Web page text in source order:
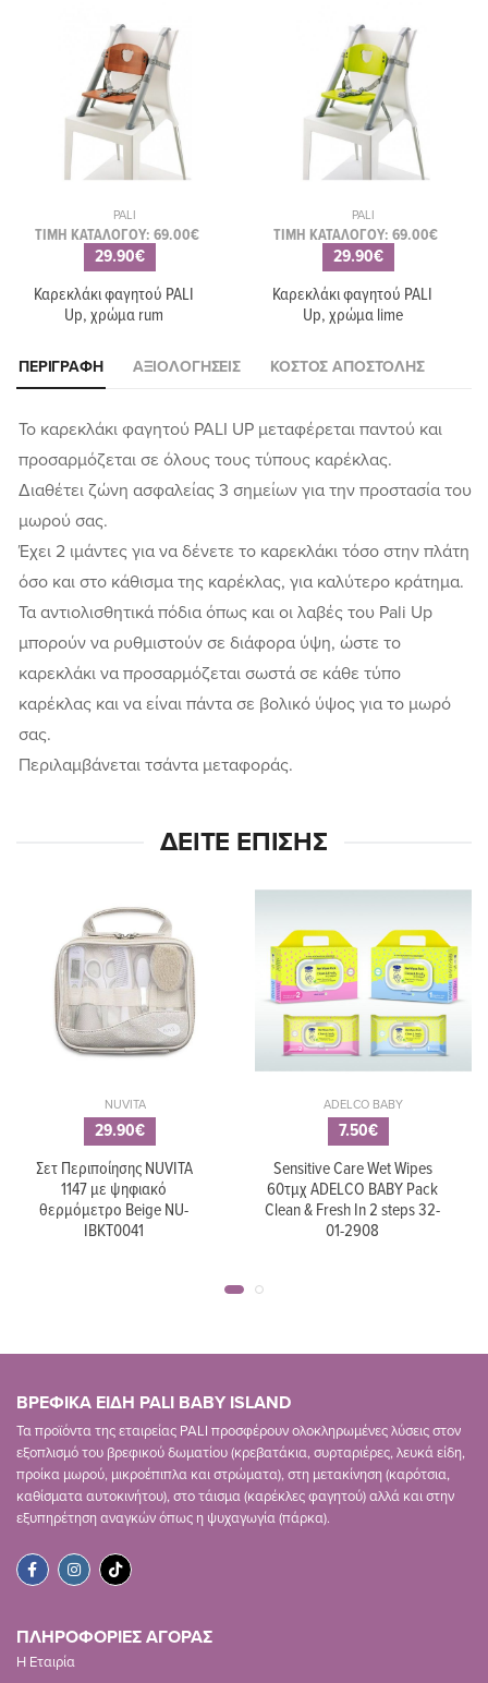
PALI
ΤΙΜΗ ΚΑΤΑΛΟΓΟΥ: 69.00€
29.90€
Καρεκλάκι φαγητού PALI
Up, χρώμα rum
PALI
ΤΙΜΗ ΚΑΤΑΛΟΓΟΥ: 69.00€
29.90€
Καρεκλάκι φαγητού PALI
Up, χρώμα lime
ΠΕΡΙΓΡΑΦΉ ΑΞΙΟΛΟΓΉΣΕΙΣ ΚΌΣΤΟΣ ΑΠΟΣΤΟΛΉΣ
Το καρεκλάκι φαγητού PALI UP μεταφέρεται παντού και
προσαρμόζεται σε όλους τους τύπους καρέκλας.
Διαθέτει ζώνη ασφαλείας 3 σημείων για την προστασία του
μωρού σας.
Έχει 2 ιμάντες για να δένετε το καρεκλάκι τόσο στην πλάτη
όσο και στο κάθισμα της καρέκλας, για καλύτερο κράτημα.
Τα αντιολισθητικά πόδια όπως και οι λαβές του Pali Up
μπορούν να ρυθμιστούν σε διάφορα ύψη, ώστε το
καρεκλάκι να προσαρμόζεται σωστά σε κάθε τύπο
καρέκλας και να είναι πάντα σε βολικό ύψος για το μωρό
σας.
Περιλαμβάνεται τσάντα μεταφοράς.
ΔΕΊΤΕ ΕΠΊΣΗΣ
NUVITA
29.90€
Σετ Περιποίησης NUVITA
1147 με ψηφιακό
θερμόμετρο Beige NU-
IBKT0041
ADELCO BABY
7.50€
Sensitive Care Wet Wipes
60τμχ ADELCO BABY Pack
Clean & Fresh In 2 steps 32-
01-2908
ΒΡΕΦΙΚΑ ΕΙΔΗ PALI BABY ISLAND
Τα προϊόντα της εταιρείας PALI προσφέρουν ολοκληρωμένες λύσεις στον
εξοπλισμό του βρεφικού δωματίου (κρεβατάκια, συρταριέρες, λευκά είδη,
προίκα μωρού, μικροέπιπλα και στρώματα), στη μετακίνηση (καρότσια,
καθίσματα αυτοκινήτου), στο τάισμα (καρέκλες φαγητού) αλλά και στην
εξυπηρέτηση αναγκών όπως η ψυχαγωγία (πάρκα).
ΠΛΗΡΟΦΟΡΙΕΣ ΑΓΟΡΑΣ
Η Εταιρία